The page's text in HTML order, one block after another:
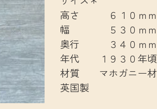
高さ ６１０ｍｍ
幅 ５３０ｍｍ
奥行 ３４０ｍｍ
年代 １９３０年頃
材質 マホガニー材
英国製